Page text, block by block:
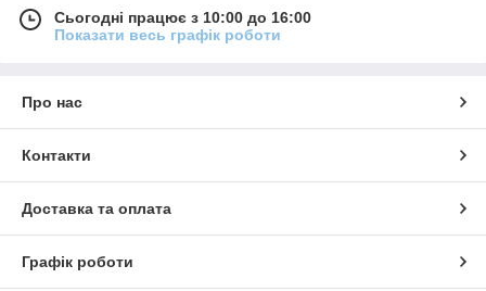
Сьогодні працює з 10:00 до 16:00
Показати весь графік роботи
Про нас
Контакти
Доставка та оплата
Графік роботи